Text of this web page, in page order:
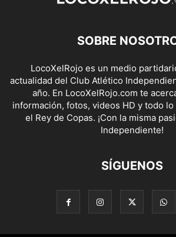
SOBRE
LocoXelRojo es un medio
actualidad del Club Atlético
año. En LocoXelRojo.com te
información, fotos, videos HD y todo
el Rey de Copas. ¡Con la misma
Independiente!
SÍGUENOS